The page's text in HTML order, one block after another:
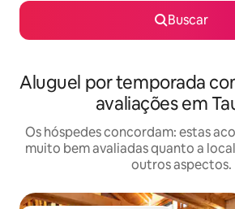
Buscar
Aluguel por temporada
avaliações em
Os hóspedes concordam: estas
muito bem avaliadas quanto a
outros aspectos.